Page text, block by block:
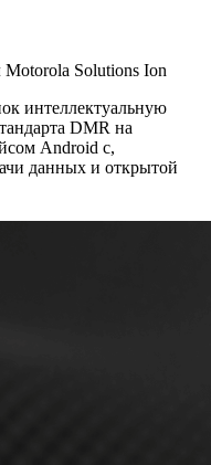
Solutions Ion
интеллектуальную
DMR на
Android с,
данных и открытой